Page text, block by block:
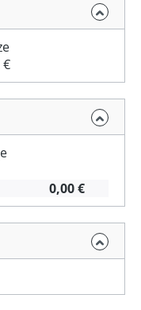
€
0,00 €